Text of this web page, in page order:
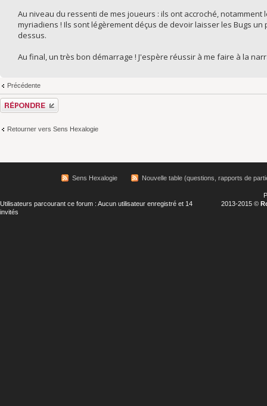
Au niveau du ressenti de mes joueurs : ils ont accroché,
myriadiens ! Ils sont légèrement déçus de devoir laisser les Bugs
dessus.
Au final, un très bon démarrage ! J'espère réussir à me faire à la
Précédente
Répondre
Retourner vers Sens Hexalogie
Sens Hexalogie Nouvelle table (questions, rapports de
Utilisateurs parcourant ce forum : Aucun utilisateur enregistré et 14
invités
2013-2015 ©